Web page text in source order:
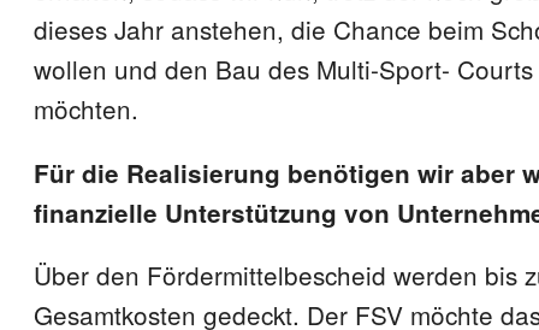
dieses Jahr anstehen, die Chance beim
wollen und den Bau des Multi-Sport-
möchten.
Für die Realisierung benötigen wir aber
finanzielle Unterstützung von
Über den Fördermittelbescheid werden bis
Gesamtkosten gedeckt. Der FSV möchte